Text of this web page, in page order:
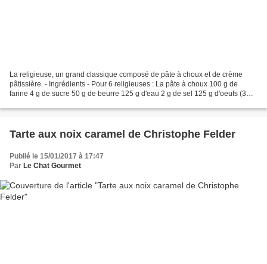
La religieuse, un grand classique composé de pâte à choux et de crème
pâtissière. - Ingrédients - Pour 6 religieuses : La pâte à choux 100 g de
farine 4 g de sucre 50 g de beurre 125 g d'eau 2 g de sel 125 g d'oeufs (3
Tarte aux noix caramel de Christophe Felder
Publié le 15/01/2017 à 17:47
Par Le Chat Gourmet